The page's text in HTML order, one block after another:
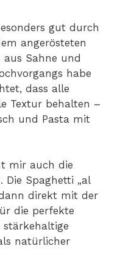
gut durch
angerösteten
Sahne und
habe
dass alle
Textur behalten –
und Pasta mit
mir auch die
Die Spaghetti „al
direkt mit der
die perfekte
stärkehaltige
natürlicher